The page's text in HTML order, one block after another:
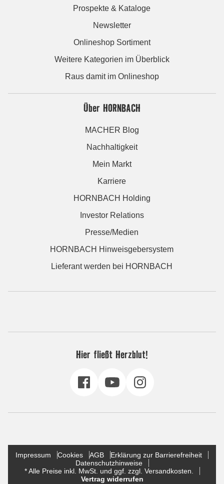
Prospekte & Kataloge
Newsletter
Onlineshop Sortiment
Weitere Kategorien im Überblick
Raus damit im Onlineshop
Über HORNBACH
MACHER Blog
Nachhaltigkeit
Mein Markt
Karriere
HORNBACH Holding
Investor Relations
Presse/Medien
HORNBACH Hinweisgebersystem
Lieferant werden bei HORNBACH
Hier fließt Herzblut!
Impressum Cookies AGB
Erklärung zur Barrierefreiheit
Datenschutzhinweise
* Alle Preise inkl. MwSt. und ggf. zzgl. Versandkosten.
Vertrag widerrufen